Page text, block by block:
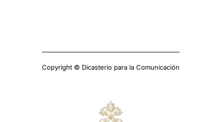
Copyright © Dicasterio para la Comunicación